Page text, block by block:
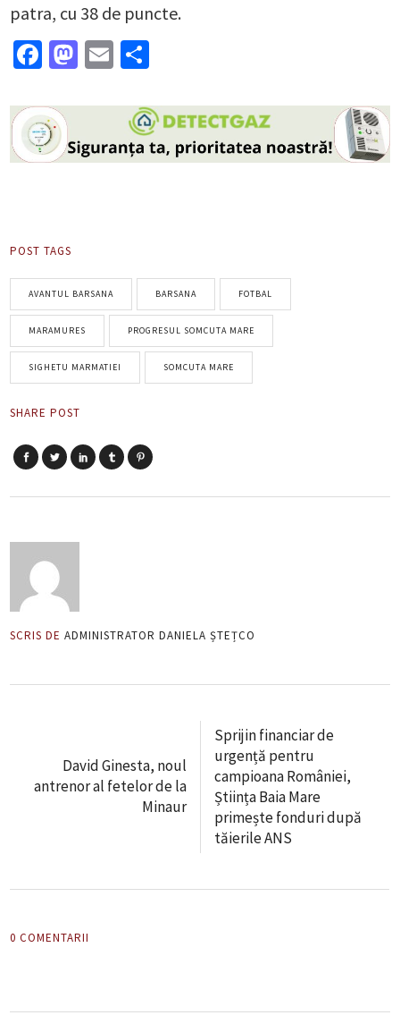
patra, cu 38 de puncte.
Facebook
Mastodon
Email
POST TAGS
AVANTUL BARSANA BARSANA FOTBAL
MARAMURES PROGRESUL SOMCUTA MARE
SIGHETU MARMATIEI SOMCUTA MARE
SHARE POST
SCRIS DE ADMINISTRATOR DANIELA ȘTEȚCO
David Ginesta, noul
antrenor al fetelor de la
Minaur
Sprijin financiar de
urgență pentru
campioana României,
Știința Baia Mare
primește fonduri după
tăierile ANS
0 COMENTARII